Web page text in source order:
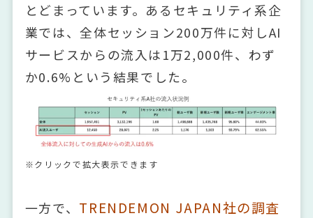
とどまっています。あるセキュリティ系企
業では、全体セッション200万件に対しAI
サービスからの流入は1万2,000件、わず
か0.6%という結果でした。
※クリックで拡大表示できます
一方で、 TRENDEMON JAPAN社の調査